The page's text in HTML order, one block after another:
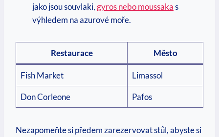
jako jsou souvlaki, gyros nebo moussakas
výhledem ⁣na azurové moře.
Restaurace Město
Fish Market Limassol
Don ​Corleone Pafos
Nezapomeňte si předem zarezervovat stůl, abyste‍ si ​